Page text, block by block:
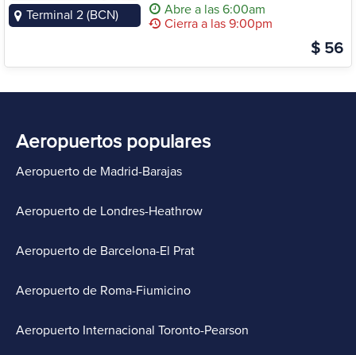
Terminal 2 (BCN)
Abre a las 6:00am
Cierra a las 9:00pm
$ 56
Aeropuertos populares
Aeropuerto de Madrid-Barajas
Aeropuerto de Londres-Heathrow
Aeropuerto de Barcelona-El Prat
Aeropuerto de Roma-Fiumicino
Aeropuerto Internacional Toronto-Pearson